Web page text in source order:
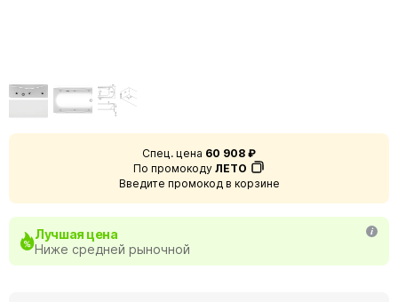
Спец. цена 60 908 ₽
По промокоду ЛЕТО
Введите промокод в корзине
Лучшая цена
Ниже средней рыночной